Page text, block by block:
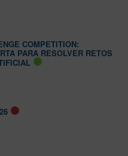
COMPETITION:
PARA RESOLVER RETOS